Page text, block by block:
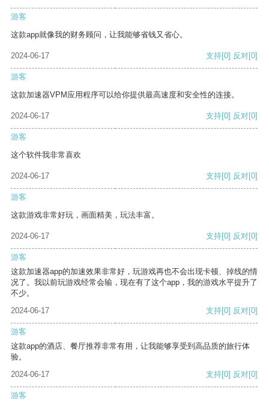
游客
这款app就像我的财务顾问，让我能够省钱又省心。
2024-06-17 支持[0] 反对[0]
游客
这款加速器VPM应用程序可以给你提供最高速度和安全性的连接。
2024-06-17 支持[0] 反对[0]
游客
这个软件我非常喜欢
2024-06-17 支持[0] 反对[0]
游客
这款游戏非常好玩，画面精美，玩法丰富。
2024-06-17 支持[0] 反对[0]
游客
这款加速器app的加速效果非常好，玩游戏再也不会出现卡顿、掉线的情
况了。我以前玩游戏经常会输，现在有了这个app，我的游戏水平提升了
不少。
2024-06-17
支持[0] 反对[0]
游客
这款app的酒店、餐厅推荐非常有用，让我能够享受到高品质的旅行体
验。
2024-06-17
支持[0] 反对[0]
游客